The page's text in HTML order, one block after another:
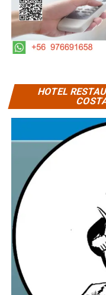
HOTEL